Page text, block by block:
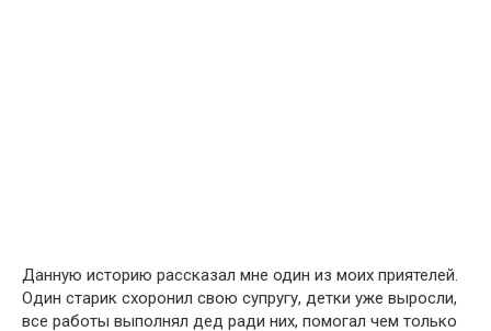
Данную историю рассказал мне один из моих приятелей.
Один старик схоронил свою супругу, детки уже выросли,
все работы выполнял дед ради них, помогал чем только